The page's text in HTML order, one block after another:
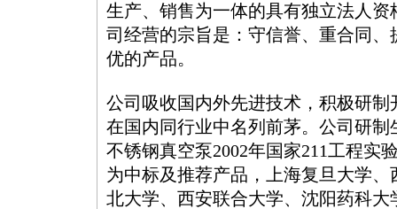
生产、销售为一体的具有独立法人资
司经营的宗旨是：守信誉、重合同、
优的产品。
公司吸收国内外先进技术，积极研制
在国内同行业中名列前茅。公司研制
不锈钢真空泵2002年国家211工程实
为中标及推荐产品，上海复旦大学、
北大学、西安联合大学、沈阳药科大